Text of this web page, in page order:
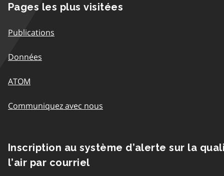
Pages les plus visitées
Publications
Données
ATOM
Communiquez avec nous
Inscription au système d’alerte sur la
l’air par courriel